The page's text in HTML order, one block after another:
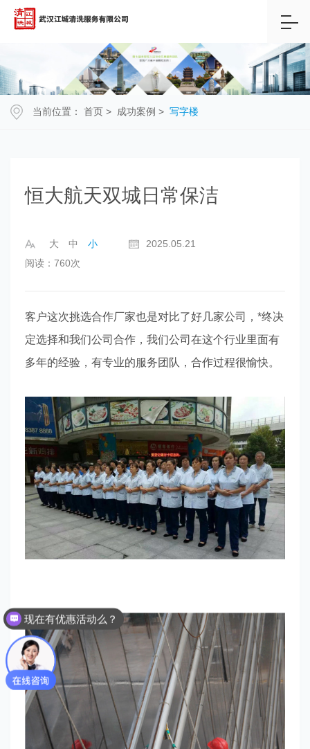
当前位置： 首页 > 成功案例 > 写字楼
恒大航天双城日常保洁
大 中 小
2025.05.21
阅读：760次
客户这次挑选合作厂家也是对比了好几家公司，*终决
定选择和我们公司合作，我们公司在这个行业里面有
多年的经验，有专业的服务团队，合作过程很愉快。
现在有优惠活动么？